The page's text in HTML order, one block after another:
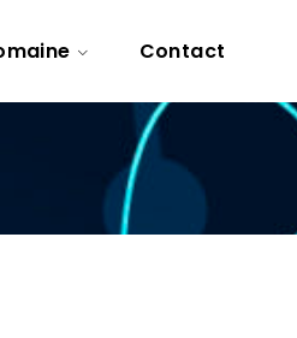
Contact